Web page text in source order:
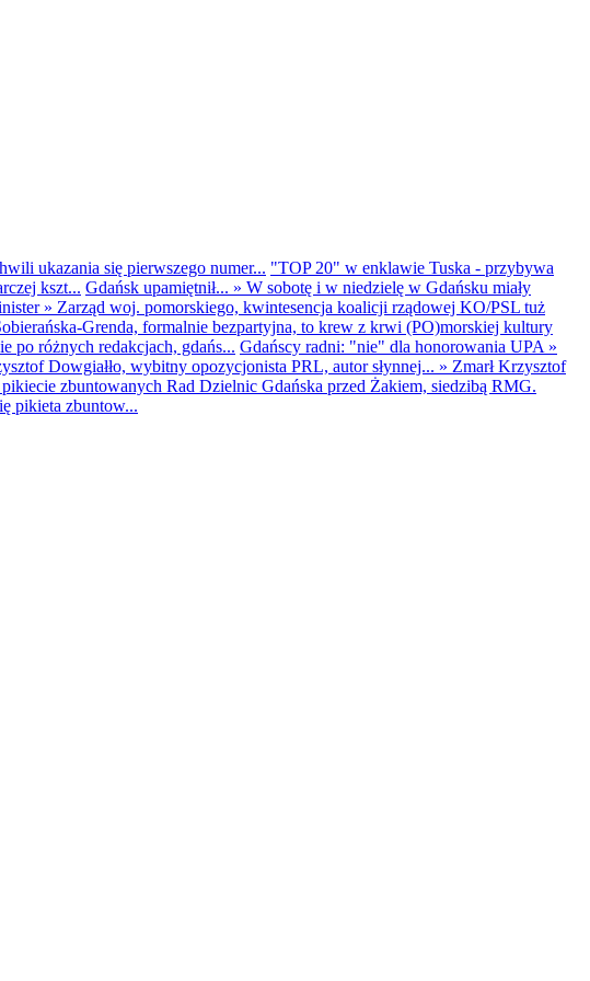
ukazania się pierwszego numer... "TOP 20" w enklawie Tuska - przybywa
kszt... Gdańsk upamiętnił... » W sobotę i w niedzielę w Gdańsku miały
» Zarząd woj. pomorskiego, kwintesencja koalicji rządowej KO/PSL tuż
Grenda, formalnie bezpartyjna, to krew z krwi (PO)morskiej kultury
po różnych redakcjach, gdańs... Gdańscy radni: "nie" dla honorowania UPA »
Dowgiałło, wybitny opozycjonista PRL, autor słynnej... » Zmarł Krzysztof
zbuntowanych Rad Dzielnic Gdańska przed Żakiem, siedzibą RMG.
pikieta zbuntow...